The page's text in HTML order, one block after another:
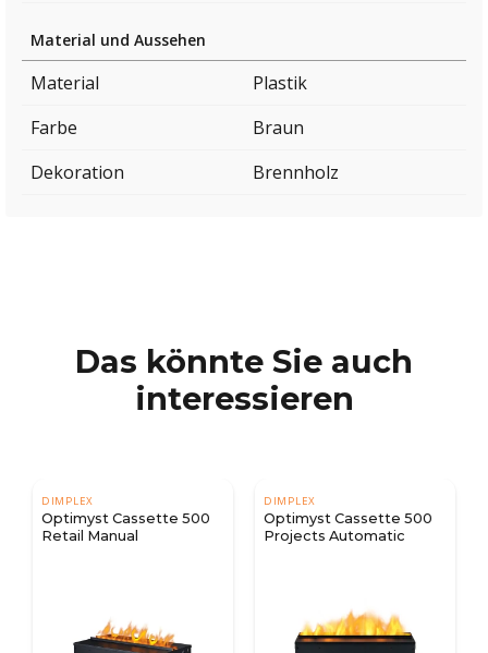
Material und Aussehen
Material
Plastik
Farbe
Braun
Dekoration
Brennholz
Das könnte Sie auch
interessieren
DIMPLEX
Optimyst Cassette 500
Retail Manual
DIMPLEX
Optimyst Cassette 500
Projects Automatic